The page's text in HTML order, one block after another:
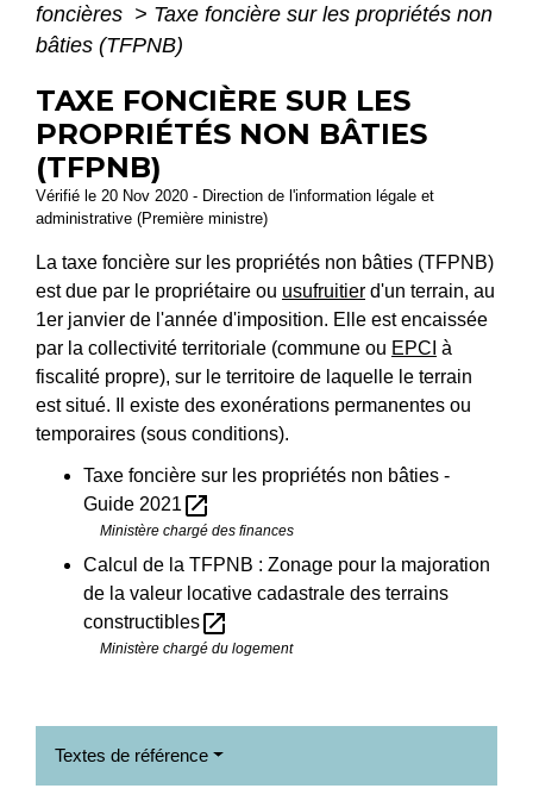
foncières > Taxe foncière sur les propriétés non
bâties (TFPNB)
TAXE FONCIÈRE SUR LES
PROPRIÉTÉS NON BÂTIES
(TFPNB)
Vérifié le 20 Nov 2020 - Direction de l'information légale et
administrative (Première ministre)
La taxe foncière sur les propriétés non bâties (TFPNB)
est due par le propriétaire ou usufruitier d'un terrain, au
1er janvier de l'année d'imposition. Elle est encaissée
par la collectivité territoriale (commune ou EPCI à
fiscalité propre), sur le territoire de laquelle le terrain
est situé. Il existe des exonérations permanentes ou
temporaires (sous conditions).
Taxe foncière sur les propriétés non bâties -
Guide 2021 open_in_new
Ministère chargé des finances
Calcul de la TFPNB : Zonage pour la majoration
de la valeur locative cadastrale des terrains
constructiblesopen_in_new
Ministère chargé du logement
Textes de référence